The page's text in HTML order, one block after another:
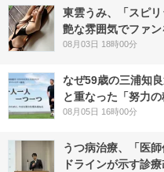
東雲うみ、「スピ
艶な雰囲気でファン
08月03日 18時00分
なぜ59歳の三浦知
と重なった「努力の
08月05日 16時00分
うつ病治療、「医
ドラインが示す診